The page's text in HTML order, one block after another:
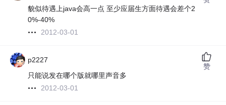
貌似待遇上java会高一点 至少应届生方面待遇会差个2
0%-40%
2012-03-01
p2227
只能说发在哪个版就哪里声音多
2012-03-01
赞